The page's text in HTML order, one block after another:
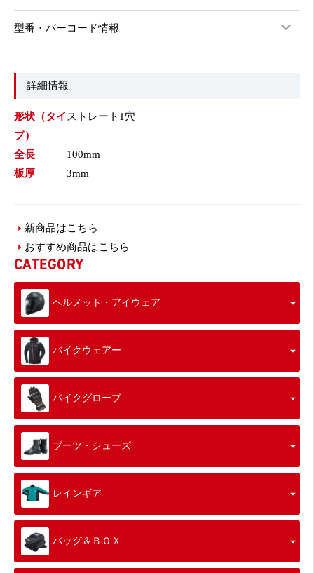
型番・バーコード情報
詳細情報
形状（タイ
プ）
ストレート1穴
全長
100mm
板厚
3mm
新商品はこちら
おすすめ商品はこちら
CATEGORY
ヘルメット・アイウェア
バイクウェアー
バイクグローブ
ブーツ・シューズ
レインギア
バッグ＆ＢＯＸ